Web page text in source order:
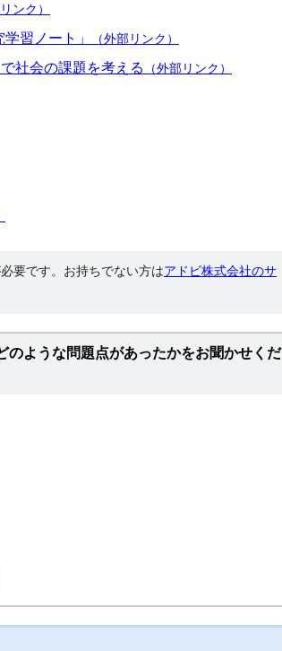
ンク）
習ノート」 （外部リンク）
社会の課題を考える （外部リンク）
要です。お持ちでない方はアドビ株式会社のサ
のような問題点があったかをお聞かせくだ